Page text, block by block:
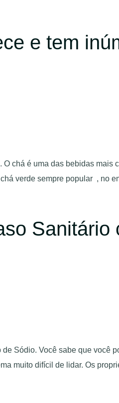
e tem
chá é uma das bebidas
verde sempre popular , no
Sódio. Você sabe que você
muito difícil de lidar. Os